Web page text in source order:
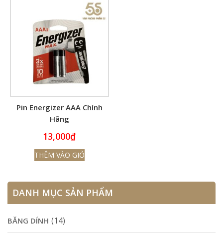
Pin Energizer AAA Chính
Hãng
13,000₫
THÊM VÀO GIỎ
DANH MỤC SẢN PHẨM
BĂNG DÍNH (14)